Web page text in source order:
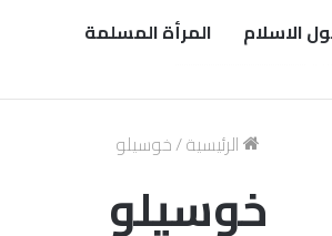
الاسلام المرأة المسلمة
الرئيسية/خوسيلو
خوسيلو